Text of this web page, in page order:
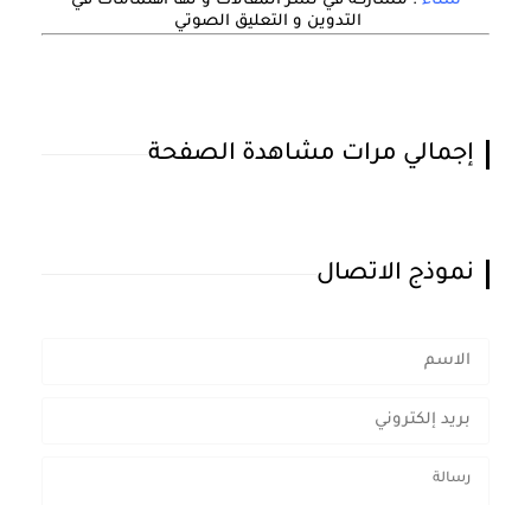
التدوين و التعليق الصوتي
إجمالي مرات مشاهدة الصفحة
نموذج الاتصال